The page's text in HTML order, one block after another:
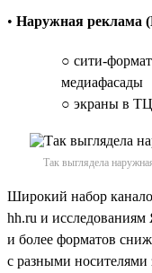
• Наружная реклама
○ сити-
медиафасады
○ экраны в
Так выглядела
Широкий набор
hh.ru и исследованиям
и более форматов
с разными носителями